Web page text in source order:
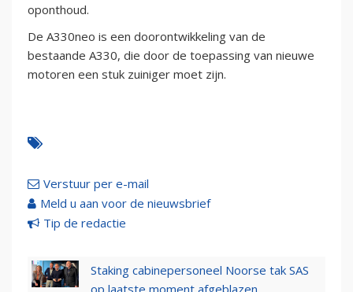
oponthoud.
De A330neo is een doorontwikkeling van de
bestaande A330, die door de toepassing van nieuwe
motoren een stuk zuiniger moet zijn.
Verstuur per e-mail
Meld u aan voor de nieuwsbrief
Tip de redactie
Staking cabinepersoneel Noorse tak SAS